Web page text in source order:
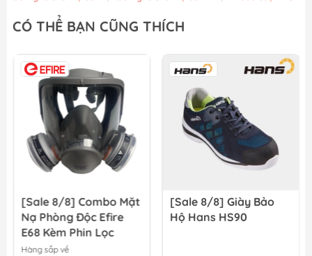
Túi đựng dụng cụ đeo thắt lưng 7 ngăn Total THT16P40125
51.300₫
Túi vải đựng máy Worx 50028624
126.000₫ 140.000₫
CÓ THỂ BẠN CŨNG THÍCH
[Sale 8/8] Combo Mặt
Nạ Phòng Độc Efire
E68 Kèm Phin Lọc
Hàng sắp về
[Sale 8/8] Giày Bảo
Hộ Hans HS90